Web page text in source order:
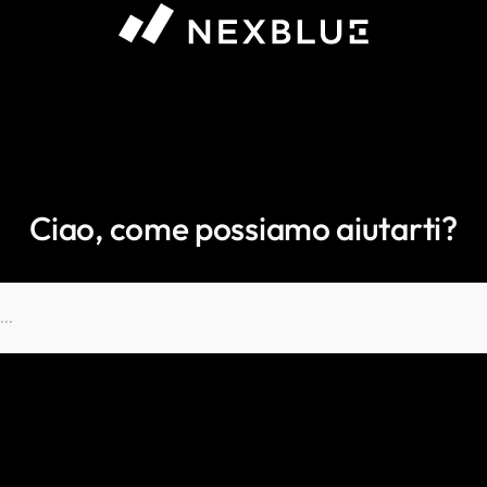
Ciao, come possiamo aiutarti?